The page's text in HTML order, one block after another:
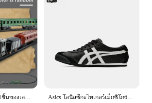
รถไฟไฟฟ้าคลาสสิก21ชิ้นของเล่นสำหรับเด็กของขวัญวันเกิดของเล่นรถไฟย้อนยุค Asics โอนิสซึกะไทเกอร์เม็กซิโก66รองเท้าวิ่ง, รองเท้าผ้าใบหนังคลาสสิกสำหรับผู้ชายและผู้หญิง